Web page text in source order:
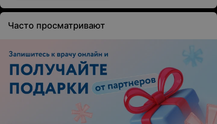
Часто просматривают